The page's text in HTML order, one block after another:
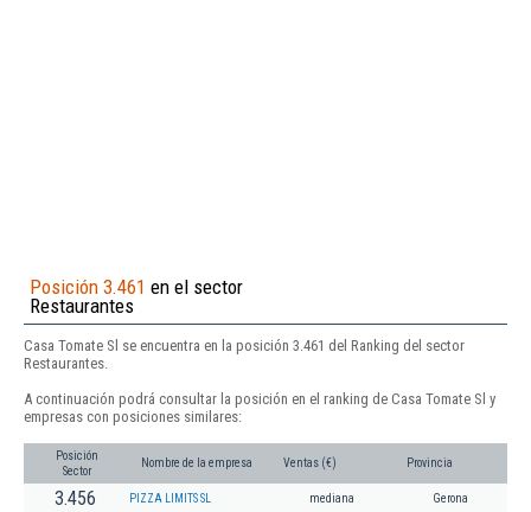
Posición 3.461 en el sector
Restaurantes
Casa Tomate Sl se encuentra en la posición 3.461 del Ranking del sector
Restaurantes.
A continuación podrá consultar la posición en el ranking de Casa Tomate Sl y
empresas con posiciones similares:
Posición
Sector
Nombre de la empresa Ventas (€) Provincia
3.456 PIZZA LIMITS SL mediana Gerona